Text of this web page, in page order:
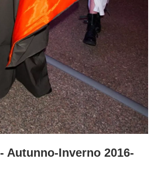
Autunno-Inverno 2016-